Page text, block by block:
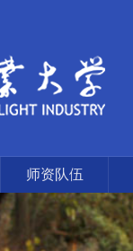
师资队伍